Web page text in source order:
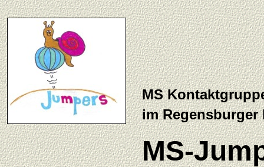
MS
im Regensburger
MS-